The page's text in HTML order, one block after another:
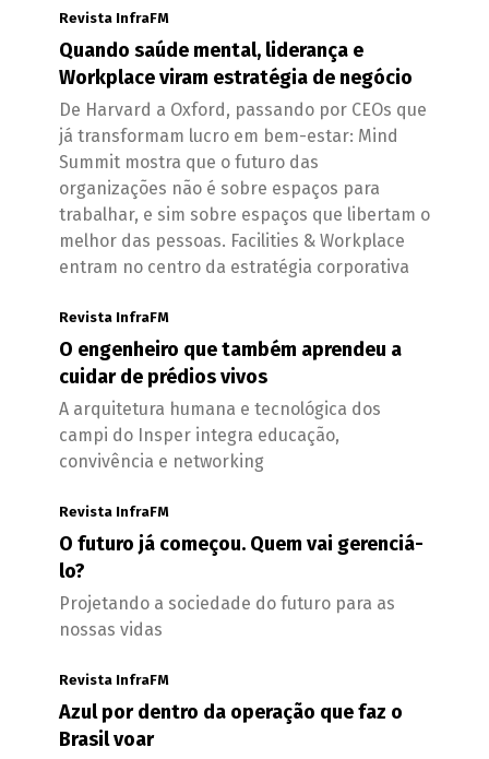
Revista InfraFM
Quando saúde mental, liderança e
Workplace viram estratégia de negócio
De Harvard a Oxford, passando por CEOs que
já transformam lucro em bem-estar: Mind
Summit mostra que o futuro das
organizações não é sobre espaços para
trabalhar, e sim sobre espaços que libertam o
melhor das pessoas. Facilities & Workplace
entram no centro da estratégia corporativa
Revista InfraFM
O engenheiro que também aprendeu a
cuidar de prédios vivos
A arquitetura humana e tecnológica dos
campi do Insper integra educação,
convivência e networking
Revista InfraFM
O futuro já começou. Quem vai gerenciá-
lo?
Projetando a sociedade do futuro para as
nossas vidas
Revista InfraFM
Azul por dentro da operação que faz o
Brasil voar